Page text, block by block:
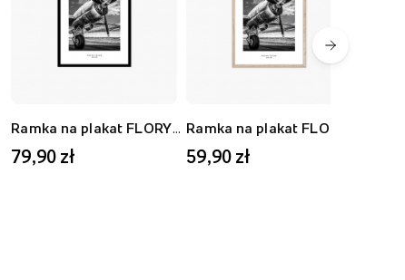
79,90 zł 59,90 zł